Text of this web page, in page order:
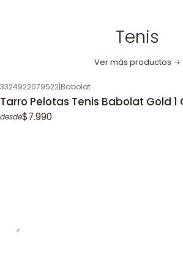
Tenis
Ver más productos
3324922079522|Babolat
Tarro Pelotas Tenis Babolat Gold
desde$7.990